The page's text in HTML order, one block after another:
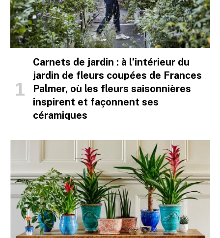
Carnets de jardin : à l’intérieur du
jardin de fleurs coupées de Frances
Palmer, où les fleurs saisonnières
inspirent et façonnent ses
céramiques